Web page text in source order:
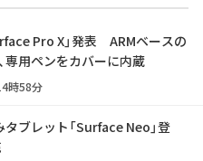
Pro X」発表 ARMベースの
専用ペンをカバーに内蔵
時58分
ブレット「Surface Neo」登